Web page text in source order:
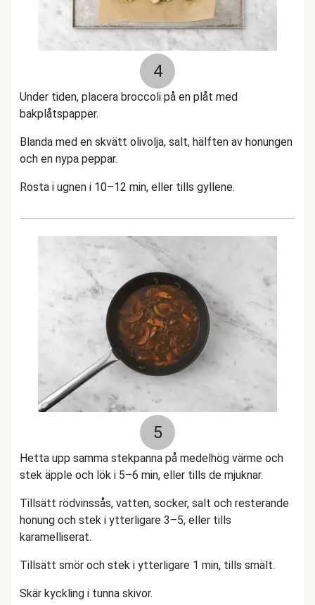
4
Under tiden, placera broccoli på en plåt med
bakplåtspapper.
Blanda med en skvätt olivolja, salt, hälften av honungen
och en nypa peppar.
Rosta i ugnen i 10–12 min, eller tills gyllene.
5
Hetta upp samma stekpanna på medelhög värme och
stek äpple och lök i 5–6 min, eller tills de mjuknar.
Tillsätt rödvinssås, vatten, socker, salt och resterande
honung och stek i ytterligare 3–5, eller tills
karamelliserat.
Tillsätt smör och stek i ytterligare 1 min, tills smält.
Skär kyckling i tunna skivor.